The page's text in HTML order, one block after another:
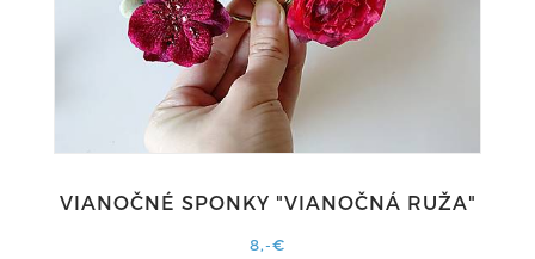
VIANOČNÉ SPONKY "VIANOČNÁ RUŽA"
8,-€